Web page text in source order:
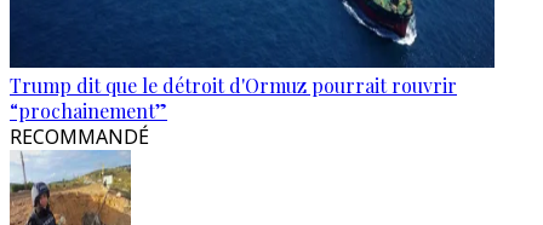
Trump dit que le détroit d'Ormuz pourrait rouvrir
“prochainement”
RECOMMANDÉ